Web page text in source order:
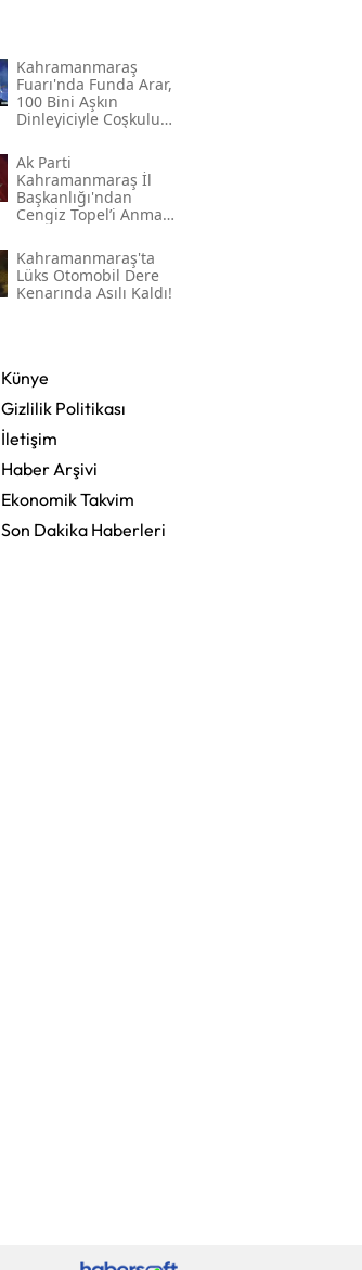
Kahramanmaraş
Fuarı'nda Funda Arar,
100 Bini Aşkın
Dinleyiciyle Coşkulu
Ak Parti
Kahramanmaraş İl
Başkanlığı'ndan
Cengiz Topel’i Anma
Kahramanmaraş'ta
Lüks Otomobil Dere
Kenarında Asılı Kaldı!
Künye
Gizlilik Politikası
İletişim
Haber Arşivi
Ekonomik Takvim
Son Dakika Haberleri